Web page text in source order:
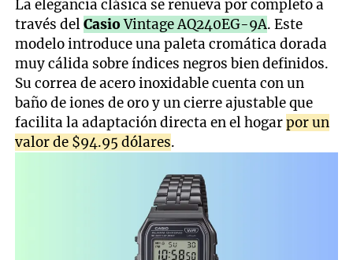
La elegancia clásica se renueva por completo a
través delCasioVintage AQ240EG-9A. Este
modelo introduce una paleta cromática dorada
muy cálida sobre índices negros bien definidos.
Su correa de acero inoxidable cuenta con un
baño de iones de oro y un cierre ajustable que
facilita la adaptación directa en el hogarpor un
valor de $94.95 dólares.